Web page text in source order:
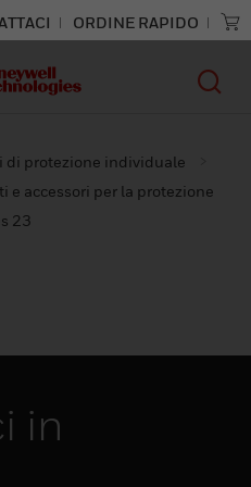
ORDINE RAPIDO
di protezione individuale
e accessori per la protezione
23
in